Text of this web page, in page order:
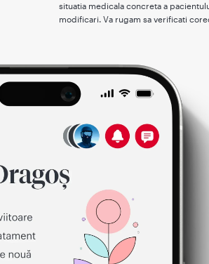
situatia medicala concreta a
modificari. Va rugam sa verificati